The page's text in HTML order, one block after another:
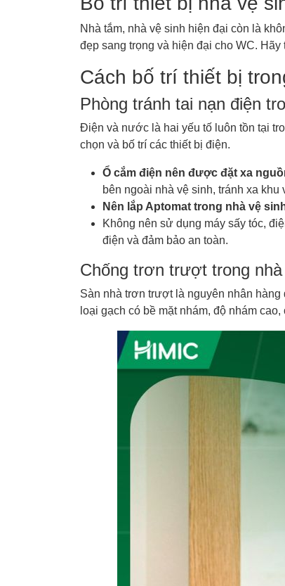
Nhà tắm, nhà vệ sinh hiện đại còn là
đẹp sang trọng và hiện đại cho WC.
Cách bố trí thiết bị
Phòng tránh tai nạn điện
Điện và nước là hai yếu tố luôn tồn tại
chọn và bố trí các thiết bị điện.
Ổ cắm điện nên được đặt xa
bên ngoài nhà vệ sinh, tránh xa
Nên lắp Aptomat trong nhà vệ
Không nên sử dụng máy sấy tóc,
điện và đảm bảo an toàn.
Chống trơn trượt trong nhà
Sàn nhà trơn trượt là nguyên nhân hàng
loại gạch có bề mặt nhám, độ nhám